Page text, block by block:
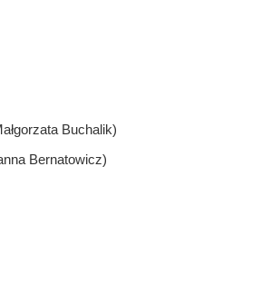
Buchalik)
Bernatowicz)